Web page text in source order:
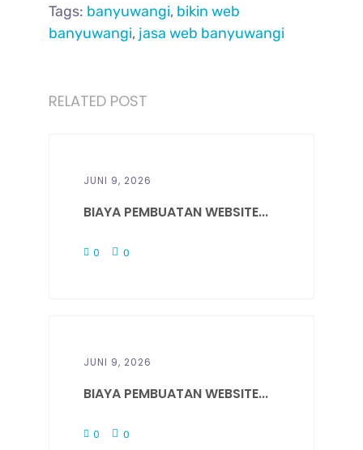
Tags: banyuwangi, bikin web
banyuwangi, jasa web banyuwangi
RELATED POST
JUNI 9, 2026
BIAYA PEMBUATAN WEBSITE...
0 0
JUNI 9, 2026
BIAYA PEMBUATAN WEBSITE...
0 0